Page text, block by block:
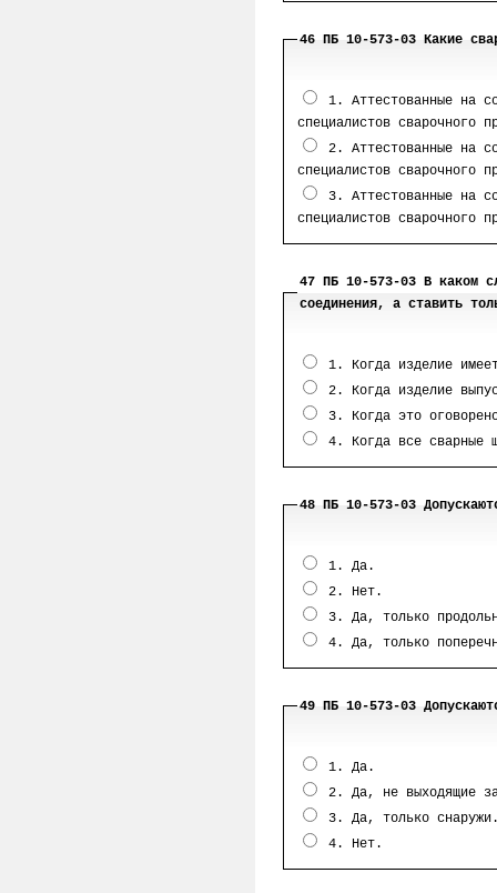
46 ПБ 10-573-03 Какие
1. Аттестованные на
специалистов сварочного
2. Аттестованные на
специалистов сварочного
3. Аттестованные на
специалистов сварочного
47 ПБ 10-573-03 В каком
соединения, а ставить
1. Когда изделие
2. Когда изделие
3. Когда это
4. Когда все сварные
48 ПБ 10-573-03
1. Да.
2. Нет.
3. Да, только
4. Да, только
49 ПБ 10-573-03
1. Да.
2. Да, не выходящие
3. Да, только
4. Нет.